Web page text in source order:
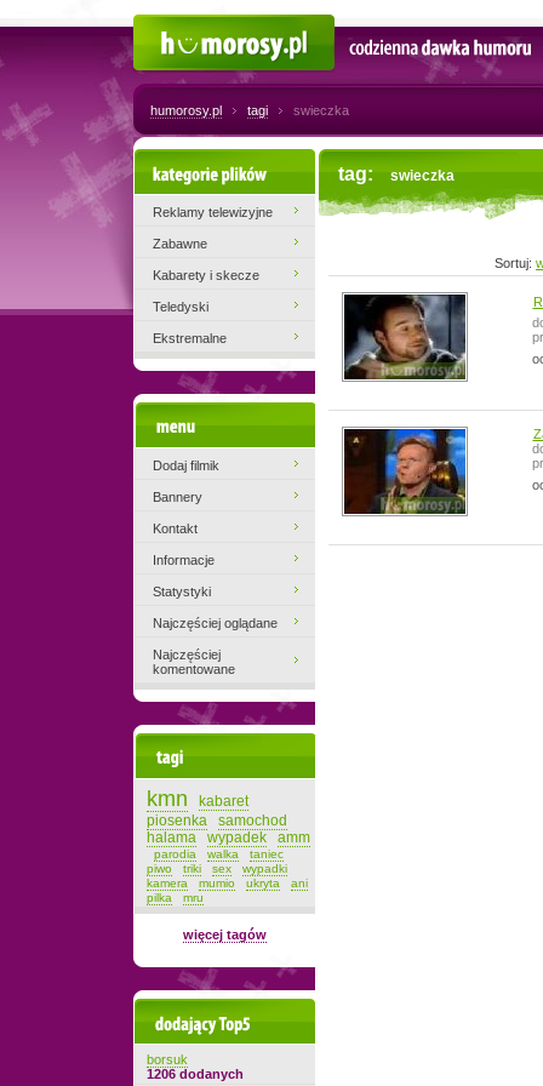
Codzienna dawka humoru
humorosy.pl tagi swieczka
tag: swieczka
Sortuj:
Kategorie plików
Reklamy telewizyjne
Zabawne
Kabarety i skecze
Teledyski
Ekstremalne
Dodaj filmik
Bannery
Kontakt
Informacje
Statystyki
Najczęściej oglądane
Najczęściej
komentowane
kmn
kabaret
piosenka
samochod
halama
wypadek amm
parodia walka
taniec
piwo
triki sex
wypadki
kamera
mumio ukryta
ani
pilka
mru
więcej tagów
Dodający top-5
borsuk
1206 dodanych